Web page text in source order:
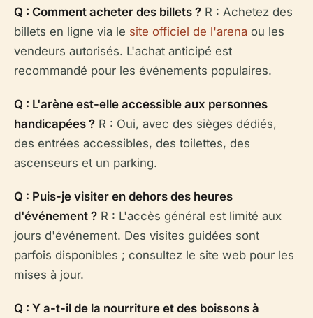
Q : Comment acheter des billets ? R : Achetez des
billets en ligne via le site officiel de l'arena ou les
vendeurs autorisés. L'achat anticipé est
recommandé pour les événements populaires.
Q : L'arène est-elle accessible aux personnes
handicapées ? R : Oui, avec des sièges dédiés,
des entrées accessibles, des toilettes, des
ascenseurs et un parking.
Q : Puis-je visiter en dehors des heures
d'événement ? R : L'accès général est limité aux
jours d'événement. Des visites guidées sont
parfois disponibles ; consultez le site web pour les
mises à jour.
Q : Y a-t-il de la nourriture et des boissons à